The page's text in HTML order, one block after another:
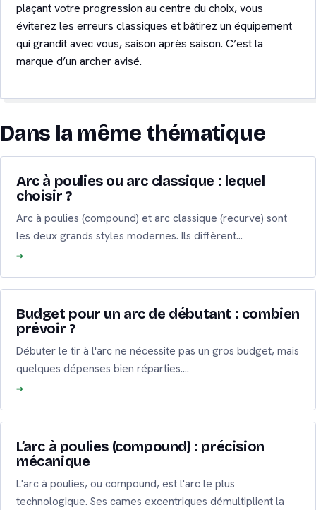
plaçant votre progression au centre du choix, vous
éviterez les erreurs classiques et bâtirez un équipement
qui grandit avec vous, saison après saison. C’est la
marque d’un archer avisé.
Dans la même thématique
Arc à poulies ou arc classique : lequel
choisir ?
Arc à poulies (compound) et arc classique (recurve) sont
les deux grands styles modernes. Ils diffèrent…
Budget pour un arc de débutant : combien
prévoir ?
Débuter le tir à l'arc ne nécessite pas un gros budget, mais
quelques dépenses bien réparties.…
L’arc à poulies (compound) : précision
mécanique
L'arc à poulies, ou compound, est l'arc le plus
technologique. Ses cames excentriques démultiplient la